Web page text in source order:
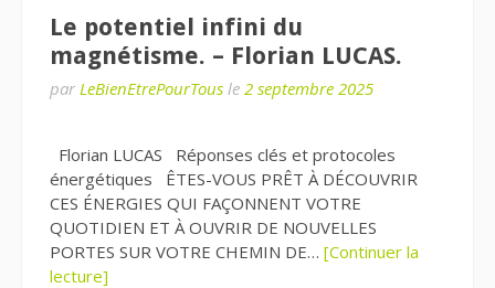
Le potentiel infini du
magnétisme. – Florian LUCAS.
par LeBienEtrePourTous le 2 septembre 2025
Florian LUCAS Réponses clés et protocoles
énergétiques ÊTES-VOUS PRÊT À DÉCOUVRIR
CES ÉNERGIES QUI FAÇONNENT VOTRE
QUOTIDIEN ET À OUVRIR DE NOUVELLES
PORTES SUR VOTRE CHEMIN DE… [Continuer la
lecture]